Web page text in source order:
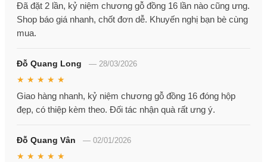
Đã đặt 2 lần, kỷ niệm chương gỗ đồng 16 lần nào cũng ưng.
Shop báo giá nhanh, chốt đơn dễ. Khuyến nghị bạn bè cùng
mua.
Đỗ Quang Long — 28/03/2026
★ ★ ★ ★ ★
Giao hàng nhanh, kỷ niệm chương gỗ đồng 16 đóng hộp
đẹp, có thiệp kèm theo. Đối tác nhận quà rất ưng ý.
Đỗ Quang Vân — 02/01/2026
★ ★ ★ ★ ★